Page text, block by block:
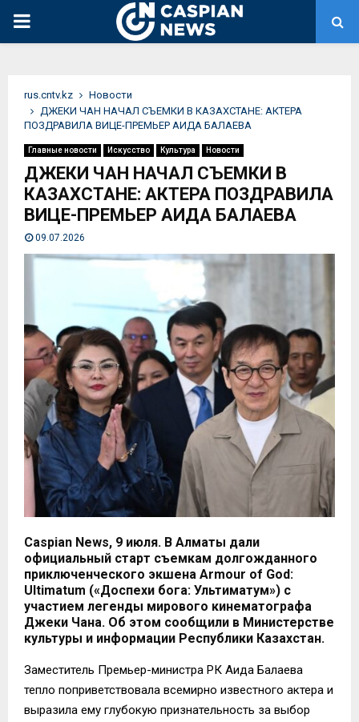
PRIMARY
rus.cntv.kz
Новости
ДЖЕКИ ЧАН НАЧАЛ СЪЕМКИ В КАЗАХСТАНЕ: АКТЕРА
ПОЗДРАВИЛА ВИЦЕ-ПРЕМЬЕР АИДА БАЛАЕВА
Главные новости Искусство Культура Новости
ДЖЕКИ ЧАН НАЧАЛ СЪЕМКИ В
КАЗАХСТАНЕ: АКТЕРА ПОЗДРАВИЛА
ВИЦЕ-ПРЕМЬЕР АИДА БАЛАЕВА
09.07.2026
Caspian News, 9 июля. В Алматы дали
официальный старт съемкам долгожданного
приключенческого экшена Armour of God:
Ultimatum («Доспехи бога: Ультиматум») с
участием легенды мирового кинематографа
Джеки Чана. Об этом сообщили в Министерстве
культуры и информации Республики Казахстан.
Заместитель Премьер-министра РК Аида Балаева
тепло поприветствовала всемирно известного актера и
выразила ему глубокую признательность за выбор